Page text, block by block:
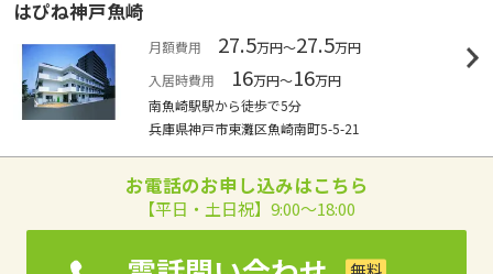
はぴね神戸魚崎
月額費用 27.5万円～27.5万円
入居時費用
16万円～16万円
南魚崎駅駅から徒歩で5分
兵庫県神戸市東灘区魚崎南町5-5-21
お電話のお申し込みはこちら
【平日・土日祝】9:00～18:00